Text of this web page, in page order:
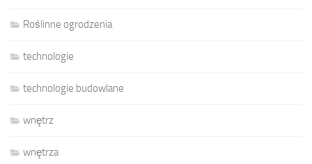
Roślinne ogrodzenia
technologie
technologie budowlane
wnętrz
wnętrza